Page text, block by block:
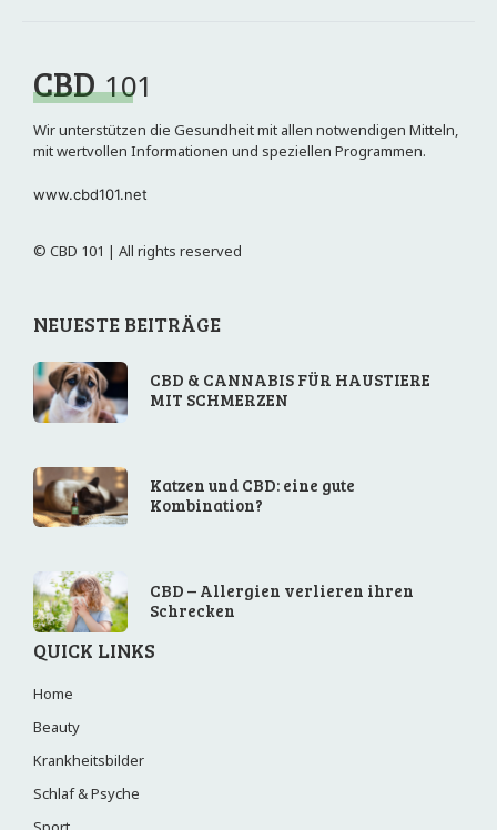
CBD 101
Wir unterstützen die Gesundheit mit allen notwendigen Mitteln,
mit wertvollen Informationen und speziellen Programmen.
www.cbd101.net
© CBD 101 | All rights reserved
NEUESTE BEITRÄGE
CBD & CANNABIS FÜR HAUSTIERE
MIT SCHMERZEN
Katzen und CBD: eine gute
Kombination?
CBD – Allergien verlieren ihren
Schrecken
QUICK LINKS
Home
Beauty
Krankheitsbilder
Schlaf & Psyche